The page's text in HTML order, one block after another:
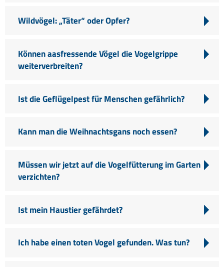
Wildvögel: „Täter“ oder Opfer?
Können aasfressende Vögel die Vogelgrippe
weiterverbreiten?
Ist die Geflügelpest für Menschen gefährlich?
Kann man die Weihnachtsgans noch essen?
Müssen wir jetzt auf die Vogelfütterung im Garten
verzichten?
Ist mein Haustier gefährdet?
Ich habe einen toten Vogel gefunden. Was tun?